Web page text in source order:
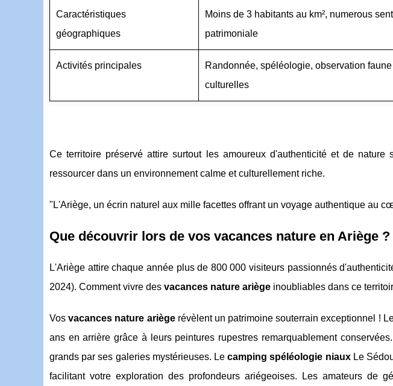
Caractéristiques
géographiques
Moins de 3 habitants au km², numerous
patrimoniale
Activités principales
Randonnée, spéléologie, observation
culturelles
Ce territoire préservé attire surtout les amoureux d'authenticité et de
ressourcer dans un environnement calme et culturellement riche.
"L'Ariège, un écrin naturel aux mille facettes offrant un voyage authentique au
Que découvrir lors de vos vacances nature en Ariège ?
L'Ariège attire chaque année plus de 800 000 visiteurs passionnés
2024). Comment vivre des vacances nature ariège inoubliables dans ce
Vosvacances nature ariègerévèlent un patrimoine souterrain exceptionnel !
ans en arrière grâce à leurs peintures rupestres remarquablement
grands par ses galeries mystérieuses. Lecamping spéléologie niauxLe
facilitant votre exploration des profondeurs ariégeoises. Les amateurs de